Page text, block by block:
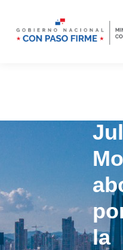
la